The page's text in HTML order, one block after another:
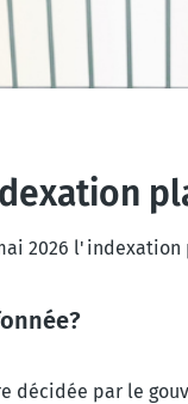
2026
décidée par le